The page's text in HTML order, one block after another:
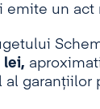
emite un
lei,
garanțiilor